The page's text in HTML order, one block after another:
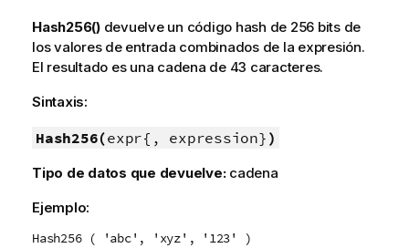
Hash256()devuelve un código hash de 256 bits de
los valores de entrada combinados de la expresión.
El resultado es una cadena de 43 caracteres.
Sintaxis:
Hash256(expr{, expression} )
Tipo de datos que devuelve: cadena
Ejemplo:
Hash256 ( 'abc', 'xyz', '123' )